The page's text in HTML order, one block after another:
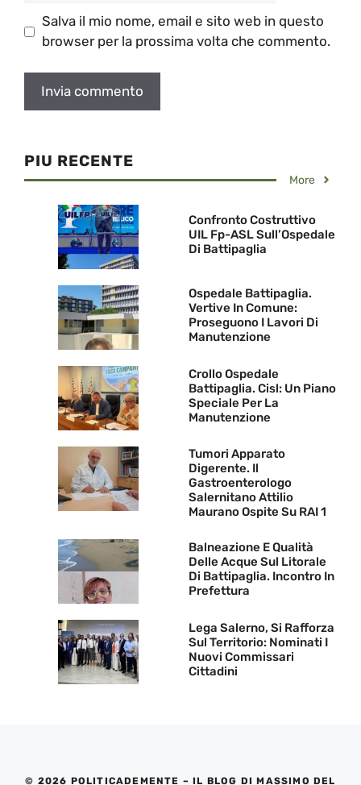
Salva il mio nome, email e sito web in questo
browser per la prossima volta che commento.
PIU RECENTE
More
Confronto Costruttivo
UIL Fp-ASL Sull’Ospedale
Di Battipaglia
Ospedale Battipaglia.
Vertive In Comune:
Proseguono I Lavori Di
Manutenzione
Crollo Ospedale
Battipaglia. Cisl: Un Piano
Speciale Per La
Manutenzione
Tumori Apparato
Digerente. Il
Gastroenterologo
Salernitano Attilio
Maurano Ospite Su RAI 1
Balneazione E Qualità
Delle Acque Sul Litorale
Di Battipaglia. Incontro In
Prefettura
Lega Salerno, Si Rafforza
Sul Territorio: Nominati I
Nuovi Commissari
Cittadini
© 2026 POLITICADEMENTE – IL BLOG DI MASSIMO DEL